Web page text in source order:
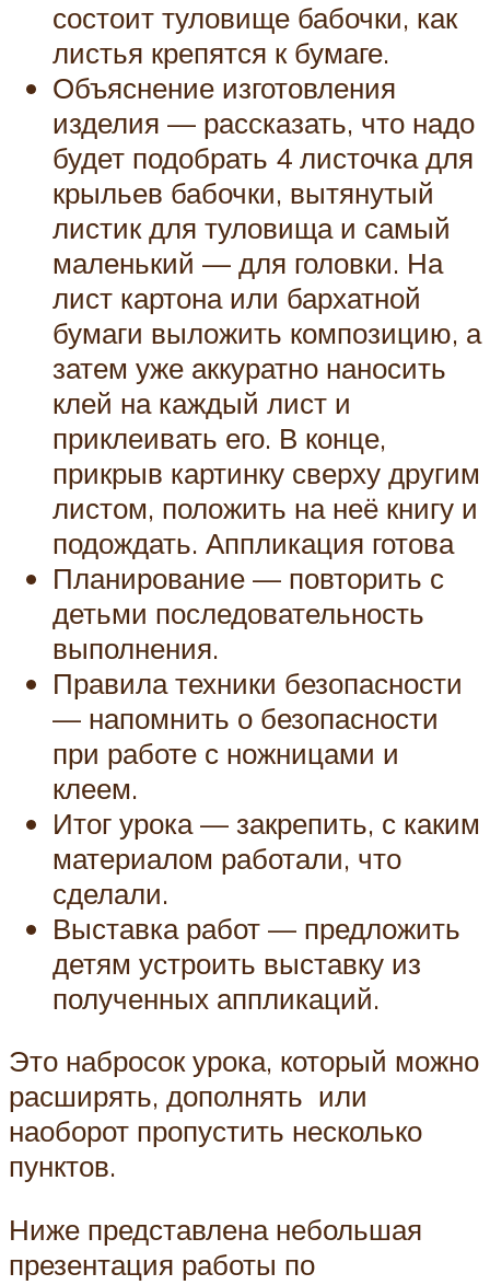
состоит туловище бабочки, как
листья крепятся к бумаге.
Объяснение изготовления
изделия — рассказать, что надо
будет подобрать 4 листочка для
крыльев бабочки, вытянутый
листик для туловища и самый
маленький — для головки. На
лист картона или бархатной
бумаги выложить композицию, а
затем уже аккуратно наносить
клей на каждый лист и
приклеивать его. В конце,
прикрыв картинку сверху другим
листом, положить на неё книгу и
подождать. Аппликация готова
Планирование — повторить с
детьми последовательность
выполнения.
Правила техники безопасности
— напомнить о безопасности
при работе с ножницами и
клеем.
Итог урока — закрепить, с каким
материалом работали, что
сделали.
Выставка работ — предложить
детям устроить выставку из
полученных аппликаций.
Это набросок урока, который можно
расширять, дополнять или
наоборот пропустить несколько
пунктов.
Ниже представлена небольшая
презентация работы по